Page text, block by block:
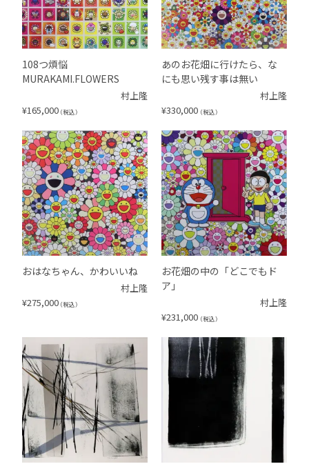
108つ煩悩
MURAKAMI.FLOWERS
村上隆
¥165,000 （税込）
あのお花畑に行けたら、な
にも思い残す事は無い
村上隆
¥330,000 （税込）
おはなちゃん、かわいいね
村上隆
¥275,000 （税込）
お花畑の中の「どこでもド
ア」
村上隆
¥231,000 （税込）